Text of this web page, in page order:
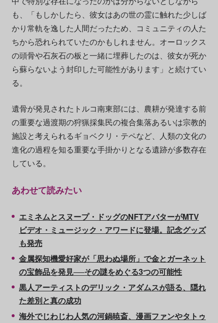
も、「もしかしたら、彼女はあの世の霊に触れた少しば
かり常軌を逸した人間だったため、コミュニティの人た
ちから恐れられていたのかもしれません。オーロックス
の頭骨や石灰石の板と一緒に埋葬したのは、彼女が死か
ら蘇らないよう封印した可能性があります」と続けてい
る。
遺骨が発見されたトルコ南東部には、農耕が発達する前
の重要な過渡期の狩猟採集民の複合集落あるいは宗教的
施設と考えられるギョベクリ・テペなど、人類の文化の
進化の過程を知る重要な手掛かりとなる遺跡が多数存在
している。
あわせて読みたい
エミネムとスヌープ・ドッグのNFTアバターがMTV
ビデオ・ミュージック・アワードに登場。記念グッズ
も発売
金属探知機愛好家が「思わぬ場所」で金とガーネット
の宝飾品を発見──その謎をめぐる3つの可能性
黒人アーティストのデリック・アダムスが語る、隠れ
た差別と真の成功
海外でじわじわ人気の河鍋暁斎、漫画ファンやタトゥ